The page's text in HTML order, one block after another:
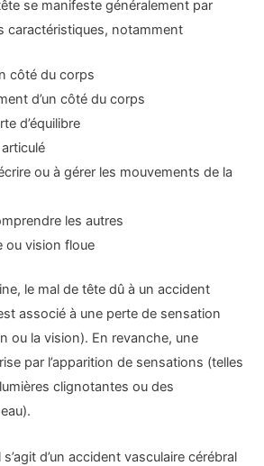
se manifeste généralement par
caractéristiques, notamment
côté du corps
d’un côté du corps
d’équilibre
ou à gérer les mouvements de la
les autres
ou vision floue
le mal de tête dû à un accident
associé à une perte de sensation
ou la vision). En revanche, une
par l’apparition de sensations (telles
clignotantes ou des
d’un accident vasculaire cérébral